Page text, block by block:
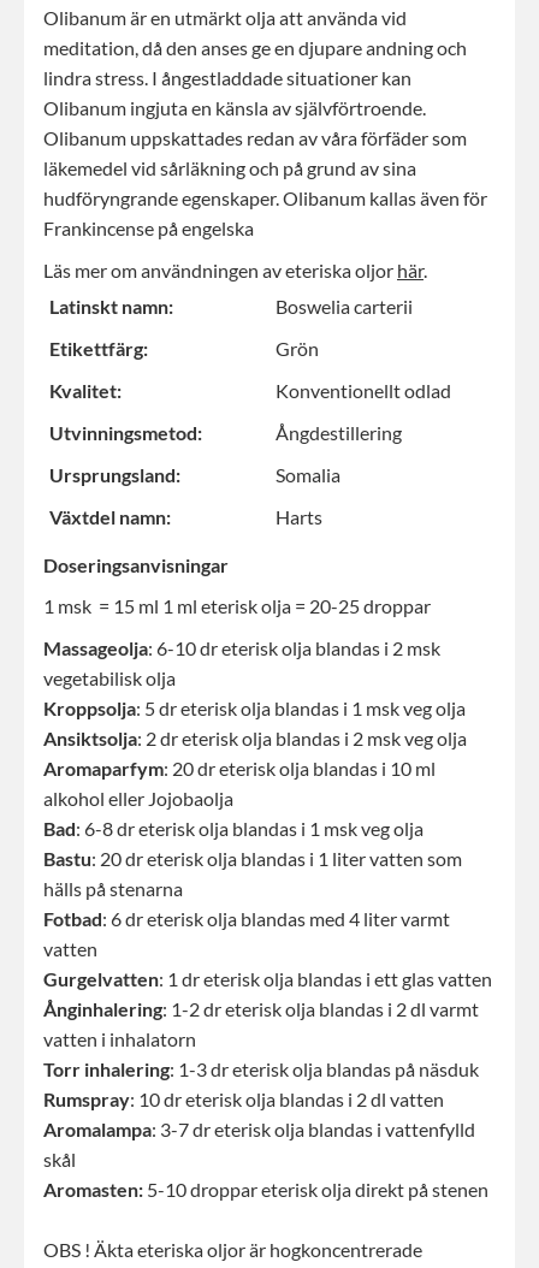
Olibanum är en utmärkt olja att använda vid
meditation, då den anses ge en djupare andning och
lindra stress. I ångestladdade situationer kan
Olibanum ingjuta en känsla av självförtroende.
Olibanum uppskattades redan av våra förfäder som
läkemedel vid sårläkning och på grund av sina
hudföryngrande egenskaper. Olibanum kallas även för
Frankincense på engelska
Läs mer om användningen av eteriska oljor här.
Latinskt namn:
Boswelia carterii
Etikettfärg:
Grön
Kvalitet:
Konventionellt odlad
Utvinningsmetod:
Ångdestillering
Ursprungsland:
Somalia
Växtdel namn:
Harts
Doseringsanvisningar
1 msk = 15 ml 1 ml eterisk olja = 20-25 droppar
Massageolja: 6-10 dr eterisk olja blandas i 2 msk
vegetabilisk olja
Kroppsolja: 5 dr eterisk olja blandas i 1 msk veg olja
Ansiktsolja: 2 dr eterisk olja blandas i 2 msk veg olja
Aromaparfym: 20 dr eterisk olja blandas i 10 ml
alkohol eller Jojobaolja
Bad: 6-8 dr eterisk olja blandas i 1 msk veg olja
Bastu: 20 dr eterisk olja blandas i 1 liter vatten som
hälls på stenarna
Fotbad: 6 dr eterisk olja blandas med 4 liter varmt
vatten
Gurgelvatten: 1 dr eterisk olja blandas i ett glas vatten
Ånginhalering: 1-2 dr eterisk olja blandas i 2 dl varmt
vatten i inhalatorn
Torr inhalering: 1-3 dr eterisk olja blandas på näsduk
Rumspray: 10 dr eterisk olja blandas i 2 dl vatten
Aromalampa: 3-7 dr eterisk olja blandas i vattenfylld
skål
Aromasten: 5-10 droppar eterisk olja direkt på stenen
OBS ! Äkta eteriska oljor är hogkoncentrerade